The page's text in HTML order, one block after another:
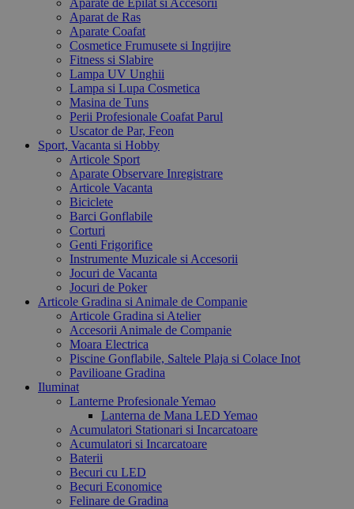
Aparate de Epilat si Accesorii
Aparat de Ras
Aparate Coafat
Cosmetice Frumusete si Ingrijire
Fitness si Slabire
Lampa UV Unghii
Lampa si Lupa Cosmetica
Masina de Tuns
Perii Profesionale Coafat Parul
Uscator de Par, Feon
Sport, Vacanta si Hobby
Articole Sport
Aparate Observare Inregistrare
Articole Vacanta
Biciclete
Barci Gonflabile
Corturi
Genti Frigorifice
Instrumente Muzicale si Accesorii
Jocuri de Vacanta
Jocuri de Poker
Articole Gradina si Animale de Companie
Articole Gradina si Atelier
Accesorii Animale de Companie
Moara Electrica
Piscine Gonflabile, Saltele Plaja si Colace Inot
Pavilioane Gradina
Iluminat
Lanterne Profesionale Yemao
Lanterna de Mana LED Yemao
Acumulatori Stationari si Incarcatoare
Acumulatori si Incarcatoare
Baterii
Becuri cu LED
Becuri Economice
Felinare de Gradina